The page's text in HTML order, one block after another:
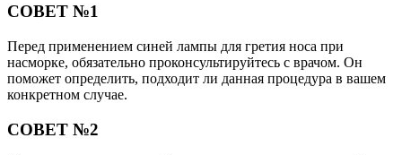
СОВЕТ №1
Перед применением синей лампы для гретия носа при
насморке, обязательно проконсультируйтесь с врачом. Он
поможет определить, подходит ли данная процедура в вашем
конкретном случае.
СОВЕТ №2